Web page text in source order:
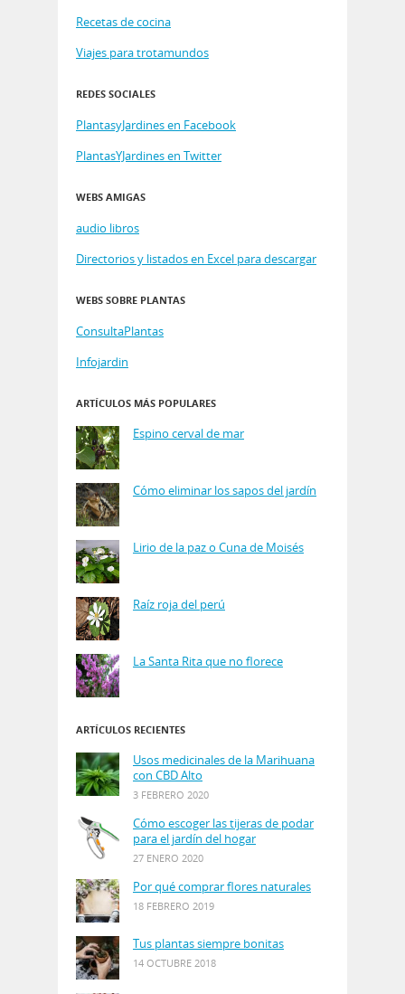
Recetas de cocina
Viajes para trotamundos
REDES SOCIALES
PlantasyJardines en Facebook
PlantasYJardines en Twitter
WEBS AMIGAS
audio libros
Directorios y listados en Excel para descargar
WEBS SOBRE PLANTAS
ConsultaPlantas
Infojardin
ARTÍCULOS MÁS POPULARES
Espino cerval de mar
Cómo eliminar los sapos del jardín
Lirio de la paz o Cuna de Moisés
Raíz roja del perú
La Santa Rita que no florece
ARTÍCULOS RECIENTES
Usos medicinales de la Marihuana
con CBD Alto
3 FEBRERO 2020
Cómo escoger las tijeras de podar
para el jardín del hogar
27 ENERO 2020
Por qué comprar flores naturales
18 FEBRERO 2019
Tus plantas siempre bonitas
14 OCTUBRE 2018